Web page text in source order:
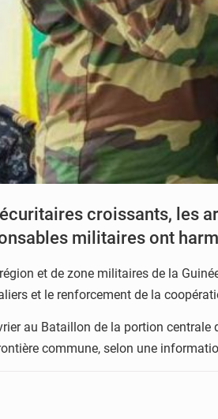
croissants, les
militaires ont
et de zone militaires de la
et le renforcement de la
au Bataillon de la portion
commune, selon une